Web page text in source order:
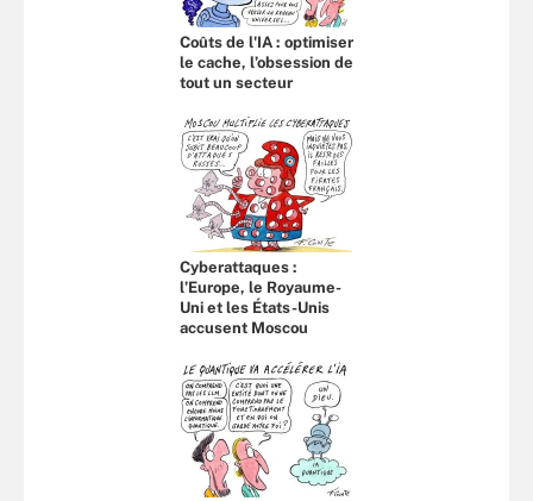
Coûts de l'IA : optimiser
le cache, l’obsession de
tout un secteur
Cyberattaques :
l’Europe, le Royaume-
Uni et les États-Unis
accusent Moscou